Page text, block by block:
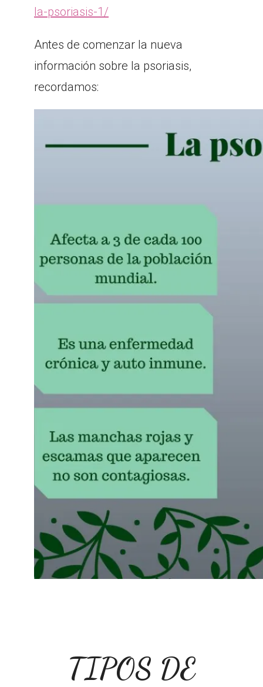
la-psoriasis-1/
Antes de comenzar la nueva
información sobre la psoriasis,
recordamos:
TIPOS DE